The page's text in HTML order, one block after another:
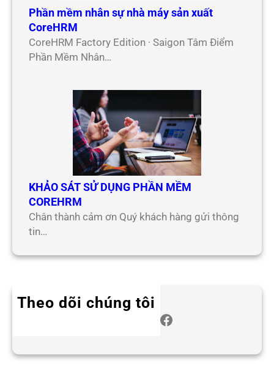
Phần mềm nhân sự nhà máy sản xuất
CoreHRM
CoreHRM Factory Edition · Saigon Tâm Điểm
Phần Mềm Nhân…
KHẢO SÁT SỬ DỤNG PHẦN MỀM
COREHRM
Chân thành cảm ơn Quý khách hàng gửi thông
tin…
Theo dõi chúng tôi
Facebook